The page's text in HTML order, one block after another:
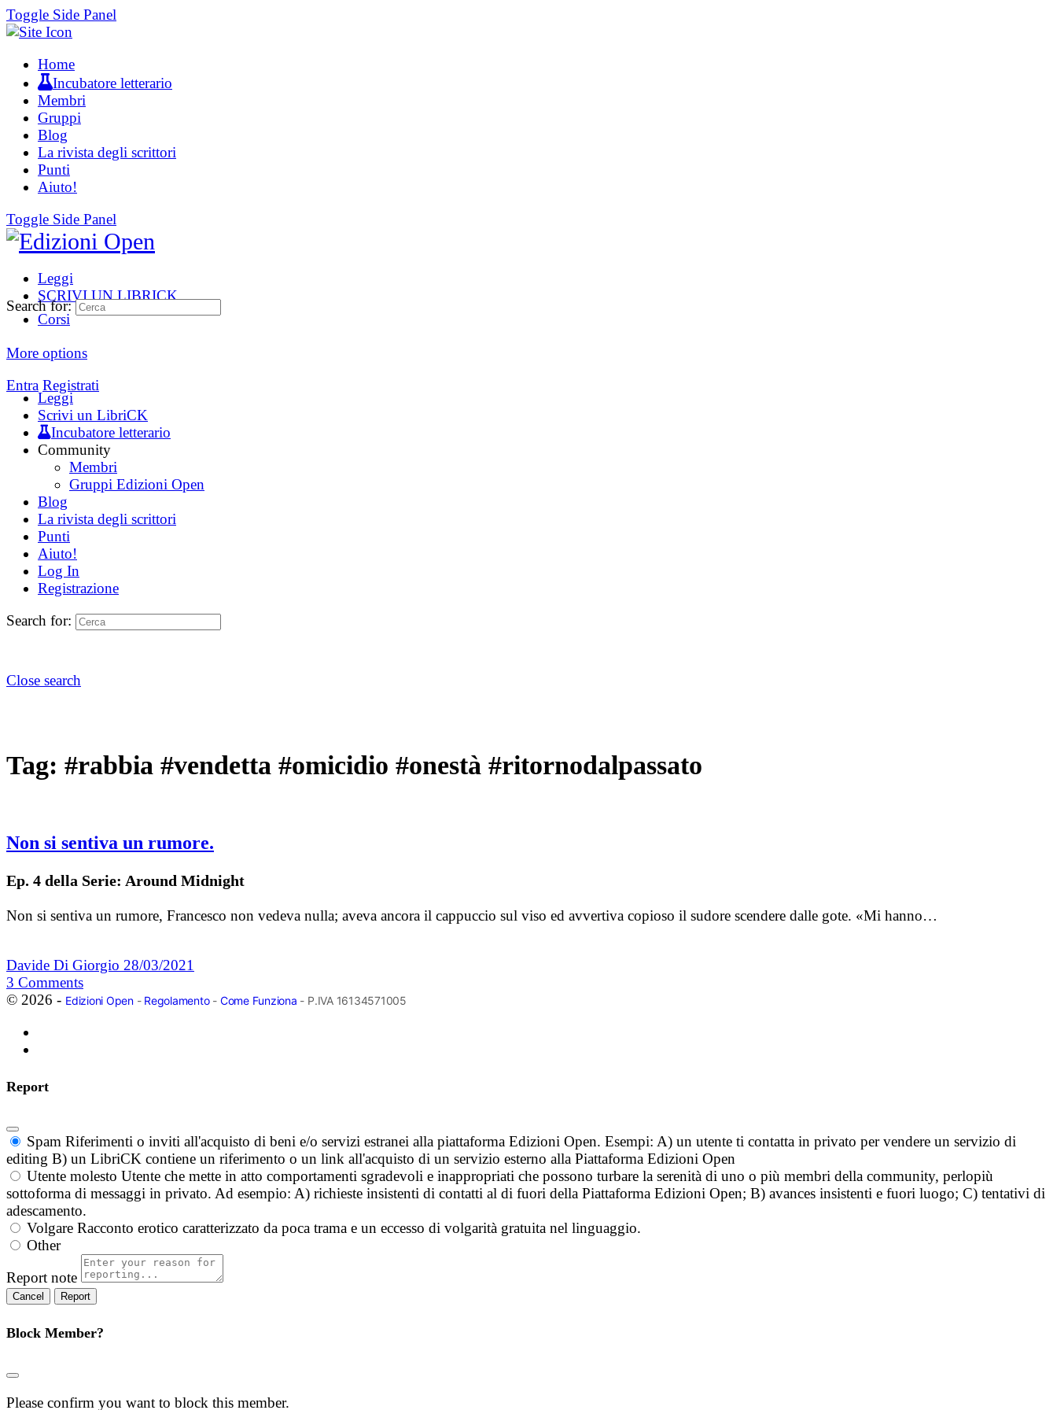
Toggle Side Panel
Home
Incubatore letterario
Membri
Gruppi
Blog
La rivista degli scrittori
Punti
Aiuto!
Toggle Side Panel
Leggi
SCRIVI UN LIBRICK
Corsi
More options
Entra Registrati
Search for:
Leggi
Scrivi un LibriCK
Incubatore letterario
Community
Membri
Gruppi Edizioni Open
Blog
La rivista degli scrittori
Punti
Aiuto!
Log In
Registrazione
Search for:
Close search
Tag: #rabbia #vendetta #omicidio #onestà #ritornodalpassato
Non si sentiva un rumore.
Ep. 4 della Serie: Around Midnight
Non si sentiva un rumore, Francesco non vedeva nulla; aveva ancora il cappuccio sul viso ed avvertiva copioso il sudore scendere dalle gote. «Mi hanno…
Davide Di Giorgio 28/03/2021
3 Comments
© 2026 - Edizioni Open- Regolamento- Come Funziona - P.IVA 16134571005
Report
Spam Riferimenti o inviti all'acquisto di beni e/o servizi estranei alla piattaforma Edizioni Open. Esempi: A) un utente ti contatta in privato per vendere un servizio di
editing B) un LibriCK contiene un riferimento o un link all'acquisto di un servizio esterno alla Piattaforma Edizioni Open
Utente molesto Utente che mette in atto comportamenti sgradevoli e inappropriati che possono turbare la serenità di uno o più membri della community, perlopiù
sottoforma di messaggi in privato. Ad esempio: A) richieste insistenti di contatti al di fuori della Piattaforma Edizioni Open; B) avances insistenti e fuori luogo; C) tentativi di
adescamento.
Volgare Racconto erotico caratterizzato da poca trama e un eccesso di volgarità gratuita nel linguaggio.
Other
Report note
Report
Block Member?
Please confirm you want to block this member.